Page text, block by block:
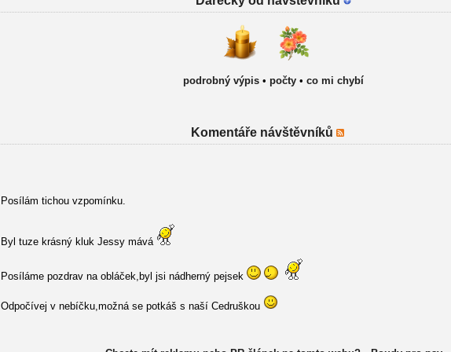
podrobný výpis • počty • co mi chybí
Komentáře návštěvníků
Posílám tichou vzpomínku.
Byl tuze krásný kluk Jessy mává
Posíláme pozdrav na obláček,byl jsi nádherný pejsek
Odpočívej v nebíčku,možná se potkáš s naší Cedruškou